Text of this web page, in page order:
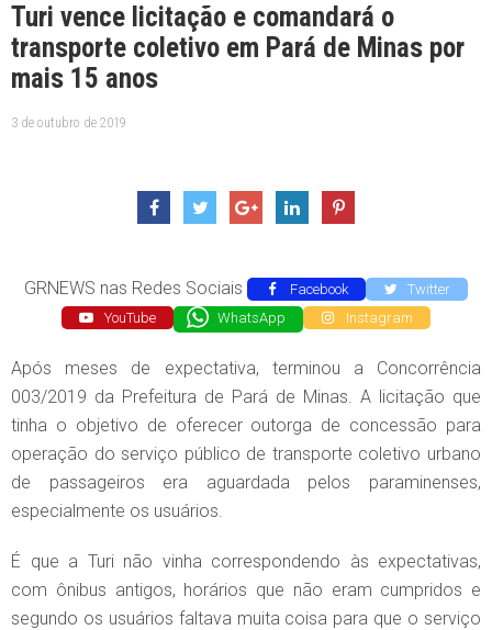
Turi vence licitação e comandará o
transporte coletivo em Pará de Minas por
mais 15 anos
3 de outubro de 2019
GRNEWS nas Redes Sociais Facebook
Twitter
YouTube
WhatsApp Instagram
Após meses de expectativa, terminou a Concorrência
003/2019 da Prefeitura de Pará de Minas. A licitação que
tinha o objetivo de oferecer outorga de concessão para
operação do serviço público de transporte coletivo urbano
de passageiros era aguardada pelos paraminenses,
especialmente os usuários.
É que a Turi não vinha correspondendo às expectativas,
com ônibus antigos, horários que não eram cumpridos e
segundo os usuários faltava muita coisa para que o serviço